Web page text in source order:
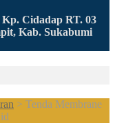
Cidadap RT. 03
Kab. Sukabumi
> Tenda Membrane